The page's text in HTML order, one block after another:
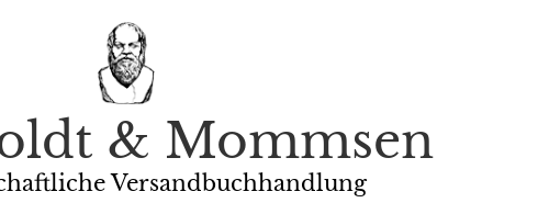
& Mommsen
Versandbuchhandlung